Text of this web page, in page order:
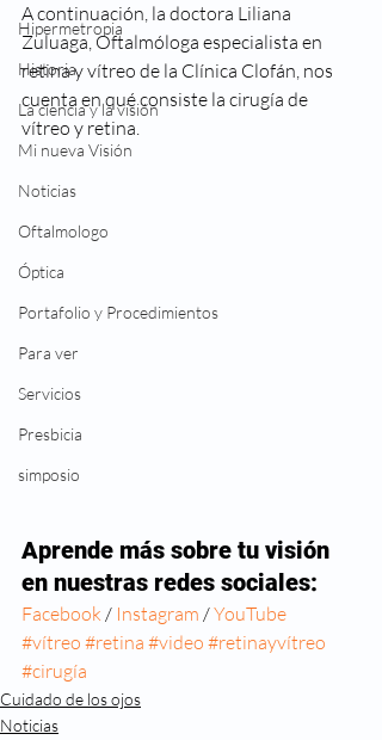
Hipermetropia
Historia
La ciencia y la visión
Mi nueva Visión
Noticias
Oftalmologo
Óptica
Portafolio y Procedimientos
Para ver
Servicios
Presbicia
simposio
A continuación, la doctora Liliana
Zuluaga, Oftalmóloga especialista en
retina y vítreo de la Clínica Clofán, nos
cuenta en qué consiste la cirugía de
vítreo y retina.
Aprende más sobre tu visión
en nuestras redes sociales:
Facebook / Instagram / YouTube
#vítreo #retina #video #retinayvítreo
#cirugía
Cuidado de los ojos
Noticias